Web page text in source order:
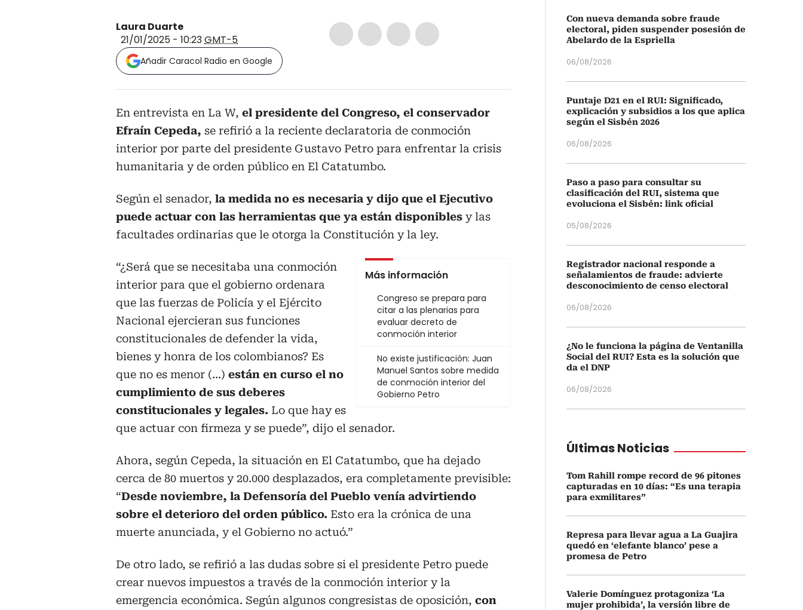
Laura Duarte
21/01/2025 - 10:23GMT-5
Añadir Caracol Radio en Google
En entrevista en La W, el presidente del Congreso, el conservador
Efraín Cepeda, se refirió a la reciente declaratoria de conmoción
interior por parte del presidente Gustavo Petro para enfrentar la crisis
humanitaria y de orden público en El Catatumbo.
Según el senador, la medida no es necesaria y dijo que el Ejecutivo
puede actuar con las herramientas que ya están disponibles y las
facultades ordinarias que le otorga la Constitución y la ley.
Más información
Congreso se prepara para
citar a las plenarias para
evaluar decreto de
conmoción interior
No existe justificación: Juan
Manuel Santos sobre medida
de conmoción interior del
Gobierno Petro
“¿Será que se necesitaba una conmoción
interior para que el gobierno ordenara
que las fuerzas de Policía y el Ejército
Nacional ejercieran sus funciones
constitucionales de defender la vida,
bienes y honra de los colombianos? Es
que no es menor (...) están en curso el no
cumplimiento de sus deberes
constitucionales y legales. Lo que hay es
que actuar con firmeza y se puede”, dijo el senador.
Ahora, según Cepeda, la situación en El Catatumbo, que ha dejado
cerca de 80 muertos y 20.000 desplazados, era completamente previsible:
“Desde noviembre, la Defensoría del Pueblo venía advirtiendo
sobre el deterioro del orden público. Esto era la crónica de una
muerte anunciada, y el Gobierno no actuó.”
De otro lado, se refirió a las dudas sobre si el presidente Petro puede
crear nuevos impuestos a través de la conmoción interior y la
emergencia económica. Según algunos congresistas de oposición, con
Con nueva demanda sobre fraude
electoral, piden suspender posesión de
Abelardo de la Espriella
06/08/2026
Puntaje D21 en el RUI: Significado,
explicación y subsidios a los que aplica
según el Sisbén 2026
06/08/2026
Paso a paso para consultar su
clasificación del RUI, sistema que
evoluciona el Sisbén: link oficial
05/08/2026
Registrador nacional responde a
señalamientos de fraude: advierte
desconocimiento de censo electoral
06/08/2026
¿No le funciona la página de Ventanilla
Social del RUI? Esta es la solución que
da el DNP
06/08/2026
Últimas Noticias
Tom Rahill rompe record de 96 pitones
capturadas en 10 días: “Es una terapia
para exmilitares”
Represa para llevar agua a La Guajira
quedó en ‘elefante blanco’ pese a
promesa de Petro
Valerie Domínguez protagoniza ‘La
mujer prohibida’, la versión libre de